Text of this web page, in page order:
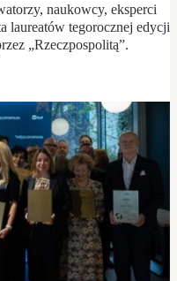
naukowcy, eksperci
laureatów tegorocznej edycji
„Rzeczpospolitą”.